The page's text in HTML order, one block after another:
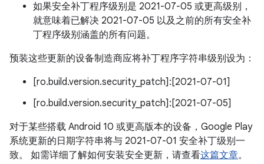
如果安全补丁程序级别是 2021-07-05 或更高级别，
就意味着已解决 2021-07-05 以及之前的所有安全补
丁程序级别涵盖的所有问题。
预装这些更新的设备制造商应将补丁程序字符串级别设为：
[ro.build.version.security_patch]:[2021-07-01]
[ro.build.version.security_patch]:[2021-07-05]
对于某些搭载 Android 10 或更高版本的设备，Google Play
系统更新的日期字符串将与 2021-07-01 安全补丁级别一
致。 如需详细了解如何安装安全更新，请查看这篇文章。